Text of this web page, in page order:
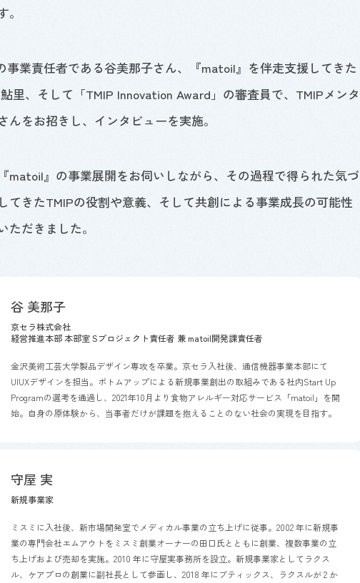
事業責任者である谷美那子さん、『matoil』を伴走支援してきた
里、そして「TMIP Innovation Award 」の審査員で、 TMIPメンタ
んをお招きし、インタビューを実施。
matoil』の事業展開をお伺いしながら、その過程で得られた気づ
てきたTMIPの役割や意義、そして共創による事業成長の可能性
ただきました。
谷 美那子
京セラ株式会社
経営推進本部 本部室 Sプロジェクト責任者 兼 matoil開発課責任者
金沢美術工芸大学製品デザイン専攻を卒業。京セラ入社後、通信機器事業本部にて
UIUXデザインを担当。ボトムアップによる新規事業創出の取組みである社内Start Up
Programの選考を通過し、 2021年10月より食物アレルギー対応サービス「matoil 」を開
始。自身の原体験から、当事者だけが課題を抱えることのない社会の実現を目指す。
守屋 実
新規事業家
ミスミに入社後、新市場開発室でメディカル事業の立ち上げに従事。 2002年に新規事
業の専門会社エムアウトをミスミ創業オーナーの田口氏とともに創業、複数事業の立
ち上げおよび売却を実施。 2010 年に守屋実事務所を設立。新規事業家としてラクス
ル、ケアプロの創業に副社長として参画し、 2018 年にブティックス、ラクスルが2 か